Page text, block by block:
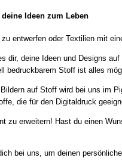
Ideen zum Leben
entwerfen oder Textilien mit
dir, deine Ideen und Designs
bedruckbarem Stoff ist alles
auf Stoff wird bei uns im
die für den Digitaldruck
zu erweitern! Hast du einen
bei uns, um deinen